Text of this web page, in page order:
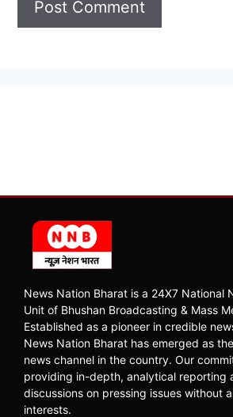
News Nation Bharat is a 24X7 National
Unit of Bhushan Broadcasting & Mass
Established as a pioneer in credible
News Nation Bharat has emerged as
news channel in the country. Our
providing in-depth, analytical reporting
discussions on pressing issues without
interests.